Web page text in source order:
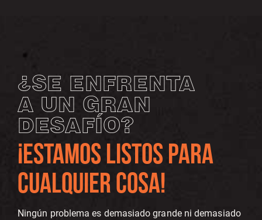
¿SE ENFRENTA
A UN GRAN
DESAFÍO?
¡ESTAMOS LISTOS PARA
CUALQUIER COSA!
Ningún problema es demasiado grande ni demasiado